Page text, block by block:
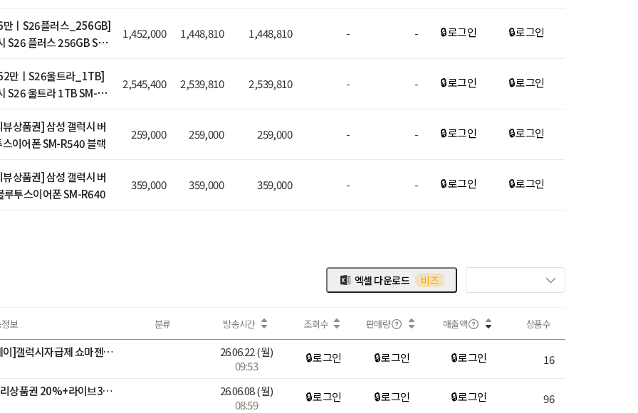
만ㅣS26플러스_256GB]
S26 플러스 256GB SM-
1,452,000 1,448,810 1,448,810 - - 🔒 로그인 🔒 로그인
만ㅣS26울트라_1TB]
S26 울트라 1TB SM-
2,545,400 2,539,810 2,539,810 - - 🔒 로그인 🔒 로그인
상품권] 삼성 갤럭시 버
이어폰 SM-R540 블랙
259,000 259,000 259,000 - - 🔒 로그인 🔒 로그인
상품권] 삼성 갤럭시 버
루투스이어폰 SM-R640
359,000 359,000 359,000 - - 🔒 로그인 🔒 로그인
엑셀 다운로드 비즈
보 분류 방송시간 조회수 판매량 매출액 상품수
📱[디지털어워즈X멤버십데이]갤럭시자급제 쇼마젠시 역대급 추가적립 라이브 26.06.22(월)
09:53
🔒 로그인 🔒 로그인 🔒 로그인 16
갤럭시 총출동! 디지털 온누리상품권 20%+라이브3%적립+구매인증💙 26.06.08(월)
08:59
🔒 로그인 🔒 로그인 🔒 로그인 96